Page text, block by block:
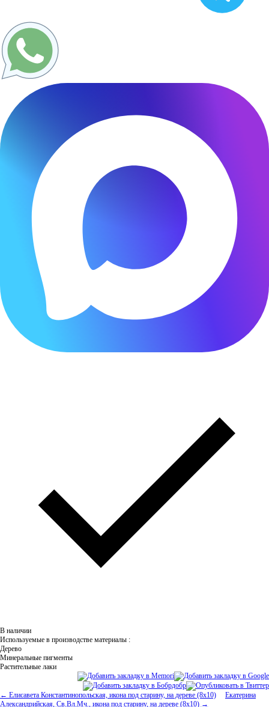
В наличии
Используемые в производстве материалы :
Дерево
Минеральные пигменты
Растительные лаки
← Елисавета Константинопольская, икона под старину, на дереве (8x10)
Екатерина
Александрийская, Св.Вл.Мч., икона под старину, на дереве (8x10) →